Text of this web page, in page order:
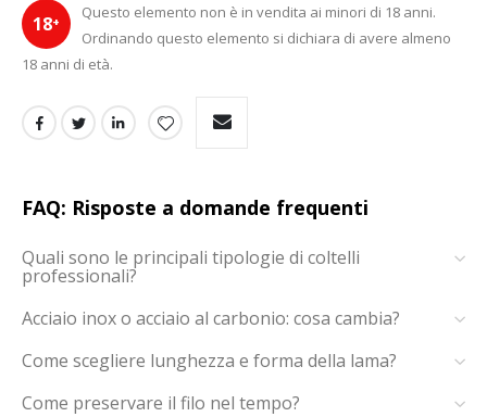
18+
Questo elemento non è in vendita ai minori di 18 anni.
Ordinando questo elemento si dichiara di avere almeno
18 anni di età.
FAQ: Risposte a domande frequenti
Quali sono le principali tipologie di coltelli
professionali?
Acciaio inox o acciaio al carbonio: cosa cambia?
Come scegliere lunghezza e forma della lama?
Come preservare il filo nel tempo?